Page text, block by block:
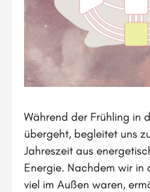
Während der Frühling in
übergeht, begleitet uns
Jahreszeit aus
Energie. Nachdem wir in
viel im Außen waren,